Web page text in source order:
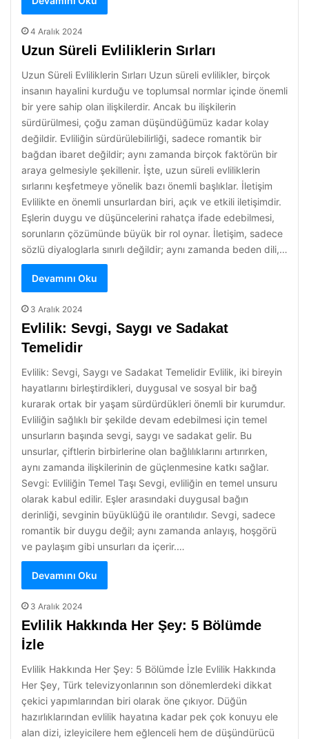
4 Aralık 2024
Uzun Süreli Evliliklerin Sırları
Uzun Süreli Evliliklerin Sırları Uzun süreli evlilikler, birçok
insanın hayalini kurduğu ve toplumsal normlar içinde önemli
bir yere sahip olan ilişkilerdir. Ancak bu ilişkilerin
sürdürülmesi, çoğu zaman düşündüğümüz kadar kolay
değildir. Evliliğin sürdürülebilirliği, sadece romantik bir
bağdan ibaret değildir; aynı zamanda birçok faktörün bir
araya gelmesiyle şekillenir. İşte, uzun süreli evliliklerin
sırlarını keşfetmeye yönelik bazı önemli başlıklar. İletişim
Evlilikte en önemli unsurlardan biri, açık ve etkili iletişimdir.
Eşlerin duygu ve düşüncelerini rahatça ifade edebilmesi,
sorunların çözümünde büyük bir rol oynar. İletişim, sadece
sözlü diyaloglarla sınırlı değildir; aynı zamanda beden dili,…
Devamını Oku
3 Aralık 2024
Evlilik: Sevgi, Saygı ve Sadakat
Temelidir
Evlilik: Sevgi, Saygı ve Sadakat Temelidir Evlilik, iki bireyin
hayatlarını birleştirdikleri, duygusal ve sosyal bir bağ
kurarak ortak bir yaşam sürdürdükleri önemli bir kurumdur.
Evliliğin sağlıklı bir şekilde devam edebilmesi için temel
unsurların başında sevgi, saygı ve sadakat gelir. Bu
unsurlar, çiftlerin birbirlerine olan bağlılıklarını artırırken,
aynı zamanda ilişkilerinin de güçlenmesine katkı sağlar.
Sevgi: Evliliğin Temel Taşı Sevgi, evliliğin en temel unsuru
olarak kabul edilir. Eşler arasındaki duygusal bağın
derinliği, sevginin büyüklüğü ile orantılıdır. Sevgi, sadece
romantik bir duygu değil; aynı zamanda anlayış, hoşgörü
ve paylaşım gibi unsurları da içerir.…
Devamını Oku
3 Aralık 2024
Evlilik Hakkında Her Şey: 5 Bölümde
İzle
Evlilik Hakkında Her Şey: 5 Bölümde İzle Evlilik Hakkında
Her Şey, Türk televizyonlarının son dönemlerdeki dikkat
çekici yapımlarından biri olarak öne çıkıyor. Düğün
hazırlıklarından evlilik hayatına kadar pek çok konuyu ele
alan dizi, izleyicilere hem eğlenceli hem de düşündürücü